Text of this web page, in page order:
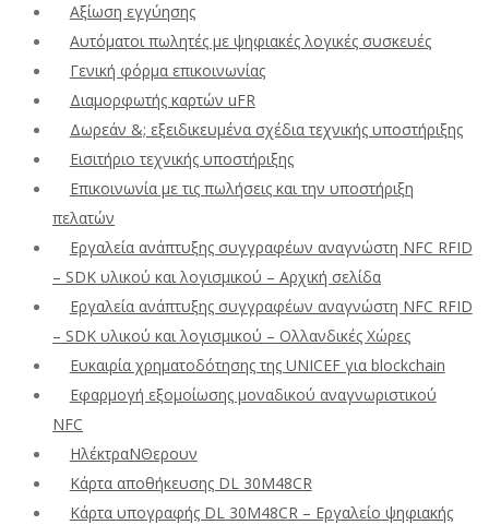
Αξίωση εγγύησης
Αυτόματοι πωλητές με ψηφιακές λογικές συσκευές
Γενική φόρμα επικοινωνίας
Διαμορφωτής καρτών uFR
Δωρεάν &; εξειδικευμένα σχέδια τεχνικής υποστήριξης
Εισιτήριο τεχνικής υποστήριξης
Επικοινωνία με τις πωλήσεις και την υποστήριξη
πελατών
Εργαλεία ανάπτυξης συγγραφέων αναγνώστη NFC RFID
– SDK υλικού και λογισμικού – Αρχική σελίδα
Εργαλεία ανάπτυξης συγγραφέων αναγνώστη NFC RFID
– SDK υλικού και λογισμικού – Ολλανδικές Χώρες
Ευκαιρία χρηματοδότησης της UNICEF για blockchain
Εφαρμογή εξομοίωσης μοναδικού αναγνωριστικού
NFC
ΗλέκτραΝΘερουν
Κάρτα αποθήκευσης DL 30M48CR
Κάρτα υπογραφής DL 30M48CR – Εργαλείο ψηφιακής